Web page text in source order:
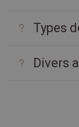
Types
Divers